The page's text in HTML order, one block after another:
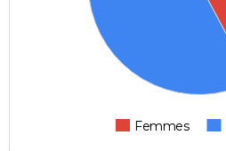
Femmes